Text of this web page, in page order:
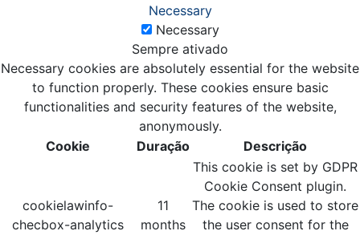
Necessary
Necessary
Sempre ativado
Necessary cookies are absolutely essential for the website
to function properly. These cookies ensure basic
functionalities and security features of the website,
anonymously.
Cookie
Duração Descrição
cookielawinfo-
checbox-analytics
11
months
This cookie is set by GDPR
Cookie Consent plugin.
The cookie is used to store
the user consent for the